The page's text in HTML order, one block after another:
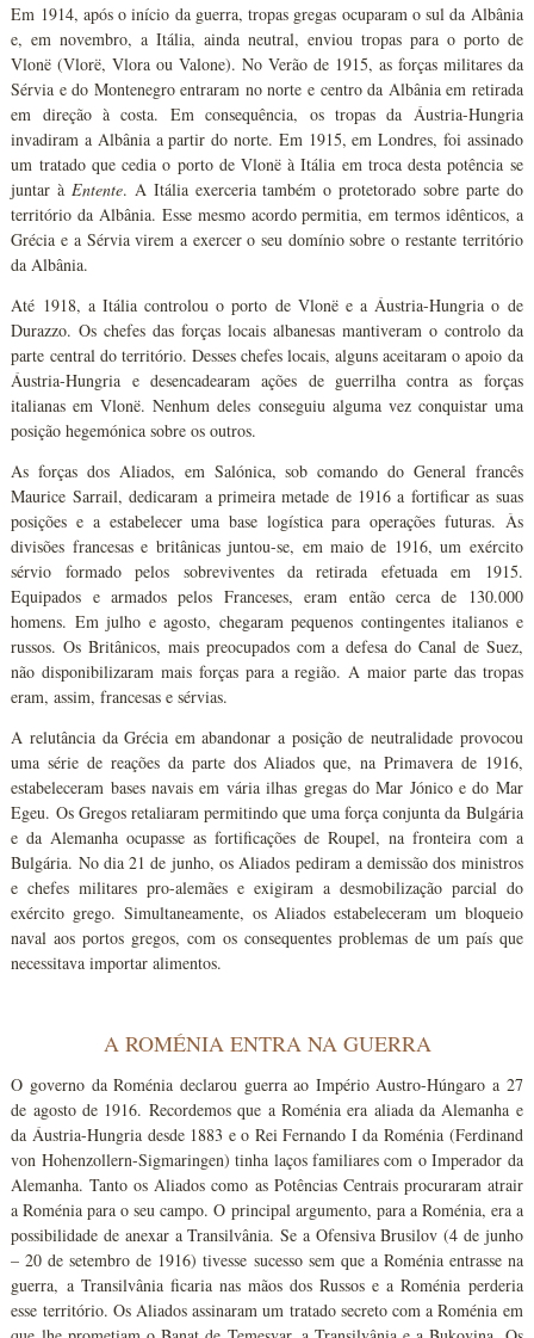
Em 1914, após o início da guerra, tropas gregas ocuparam o sul da Albânia
e, em novembro, a Itália, ainda neutral, enviou tropas para o porto de
Vlonë (Vlorë, Vlora ou Valone). No Verão de 1915, as forças militares da
Sérvia e do Montenegro entraram no norte e centro da Albânia em retirada
em direção à costa. Em consequência, os tropas da Áustria-Hungria
invadiram a Albânia a partir do norte. Em 1915, em Londres, foi assinado
um tratado que cedia o porto de Vlonë à Itália em troca desta potência se
juntar à Entente. A Itália exerceria também o protetorado sobre parte do
território da Albânia. Esse mesmo acordo permitia, em termos idênticos, a
Grécia e a Sérvia virem a exercer o seu domínio sobre o restante território
da Albânia.
Até 1918, a Itália controlou o porto de Vlonë e a Áustria-Hungria o de
Durazzo. Os chefes das forças locais albanesas mantiveram o controlo da
parte central do território. Desses chefes locais, alguns aceitaram o apoio da
Áustria-Hungria e desencadearam ações de guerrilha contra as forças
italianas em Vlonë. Nenhum deles conseguiu alguma vez conquistar uma
posição hegemónica sobre os outros.
As forças dos Aliados, em Salónica, sob comando do General francês
Maurice Sarrail, dedicaram a primeira metade de 1916 a fortificar as suas
posições e a estabelecer uma base logística para operações futuras. Às
divisões francesas e britânicas juntou-se, em maio de 1916, um exército
sérvio formado pelos sobreviventes da retirada efetuada em 1915.
Equipados e armados pelos Franceses, eram então cerca de 130.000
homens. Em julho e agosto, chegaram pequenos contingentes italianos e
russos. Os Britânicos, mais preocupados com a defesa do Canal de Suez,
não disponibilizaram mais forças para a região. A maior parte das tropas
eram, assim, francesas e sérvias.
A relutância da Grécia em abandonar a posição de neutralidade provocou
uma série de reações da parte dos Aliados que, na Primavera de 1916,
estabeleceram bases navais em vária ilhas gregas do Mar Jónico e do Mar
Egeu. Os Gregos retaliaram permitindo que uma força conjunta da Bulgária
e da Alemanha ocupasse as fortificações de Roupel, na fronteira com a
Bulgária. No dia 21 de junho, os Aliados pediram a demissão dos ministros
e chefes militares pro-alemães e exigiram a desmobilização parcial do
exército grego. Simultaneamente, os Aliados estabeleceram um bloqueio
naval aos portos gregos, com os consequentes problemas de um país que
necessitava importar alimentos.
A ROMÉNIA ENTRA NA GUERRA
O governo da Roménia declarou guerra ao Império Austro-Húngaro a 27
de agosto de 1916. Recordemos que a Roménia era aliada da Alemanha e
da Áustria-Hungria desde 1883 e o Rei Fernando I da Roménia (Ferdinand
von Hohenzollern-Sigmaringen) tinha laços familiares com o Imperador da
Alemanha. Tanto os Aliados como as Potências Centrais procuraram atrair
a Roménia para o seu campo. O principal argumento, para a Roménia, era a
possibilidade de anexar a Transilvânia. Se a Ofensiva Brusilov (4 de junho
– 20 de setembro de 1916) tivesse sucesso sem que a Roménia entrasse na
guerra, a Transilvânia ficaria nas mãos dos Russos e a Roménia perderia
esse território. Os Aliados assinaram um tratado secreto com a Roménia em